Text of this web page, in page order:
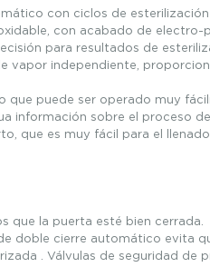
con ciclos de esterilización
, con acabado de electro-
para resultados de
vapor independiente,
que puede ser operado muy
información sobre el proceso
, que es muy fácil para el llenado
que la puerta esté bien cerrada.
doble cierre automático evita
. Válvulas de seguridad de